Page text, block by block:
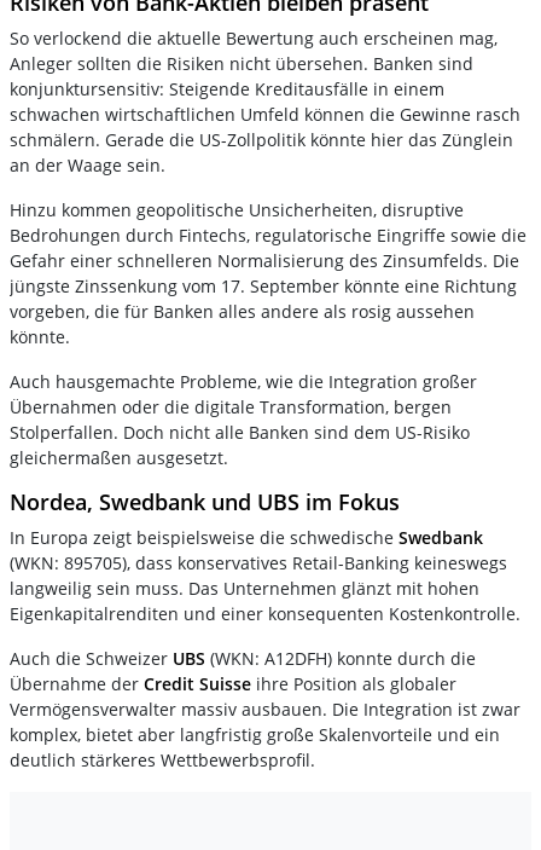
So verlockend die aktuelle Bewertung auch erscheinen mag,
Anleger sollten die Risiken nicht übersehen. Banken sind
konjunktursensitiv: Steigende Kreditausfälle in einem
schwachen wirtschaftlichen Umfeld können die Gewinne rasch
schmälern. Gerade die US-Zollpolitik könnte hier das Zünglein
an der Waage sein.
Hinzu kommen geopolitische Unsicherheiten, disruptive
Bedrohungen durch Fintechs, regulatorische Eingriffe sowie die
Gefahr einer schnelleren Normalisierung des Zinsumfelds. Die
jüngste Zinssenkung vom 17. September könnte eine Richtung
vorgeben, die für Banken alles andere als rosig aussehen
könnte.
Auch hausgemachte Probleme, wie die Integration großer
Übernahmen oder die digitale Transformation, bergen
Stolperfallen. Doch nicht alle Banken sind dem US-Risiko
gleichermaßen ausgesetzt.
Nordea, Swedbank und UBS im Fokus
In Europa zeigt beispielsweise die schwedische Swedbank
(WKN: 895705), dass konservatives Retail-Banking keineswegs
langweilig sein muss. Das Unternehmen glänzt mit hohen
Eigenkapitalrenditen und einer konsequenten Kostenkontrolle.
Auch die Schweizer UBS (WKN: A12DFH) konnte durch die
Übernahme der Credit Suisse ihre Position als globaler
Vermögensverwalter massiv ausbauen. Die Integration ist zwar
komplex, bietet aber langfristig große Skalenvorteile und ein
deutlich stärkeres Wettbewerbsprofil.